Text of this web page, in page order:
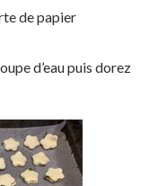
de papier
d’eau puis dorez